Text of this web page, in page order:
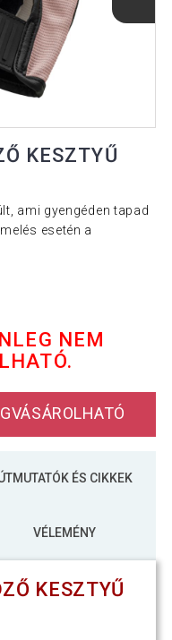
KESZTYŰ
ami gyengéden tapad
esetén a
NEM
ÉS CIKKEK
VÉLEMÉNY
KESZTYŰ